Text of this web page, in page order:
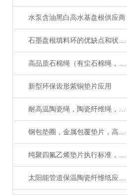
水泵含油黑白高水基盘根供应商
石墨盘根填料环的优缺点和状态变化
高品质石棉绳（有尘石棉绳，无尘石棉绳）供应商
新型环保齿形紫铜垫片应用
耐高温陶瓷绳，陶瓷纤维绳，陶瓷编织绳生产工艺
钢包垫圈，金属包覆垫片，高强垫片应用性能
纯聚四氟乙烯垫片执行标准，检验报告
太阳能管道保温陶瓷纤维纸应用及性能